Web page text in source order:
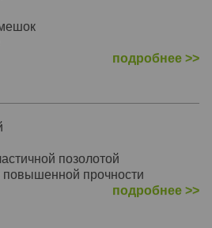
подробнее >>
позолотой
прочности
подробнее >>